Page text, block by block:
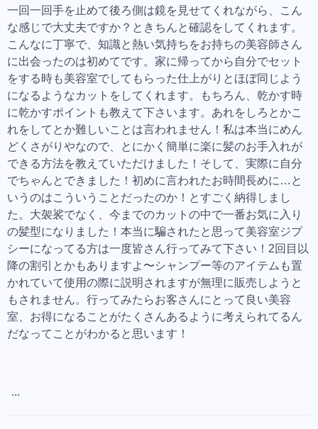
一回一回手を止めて後ろ側は鏡を見せてくれながら、こん
な感じで大丈夫ですか？ときちんと確認をしてくれます。
こんなに丁寧で、知識と熱い気持ちをお持ちの美容師さん
に出会ったのは初めてです。家に帰ってから自分でセット
をする時も美容室でしてもらった仕上がりとほぼ同じよう
になるようなカットをしてくれます。もちろん、乾かす時
に乾かすポイントも教えて下さいます。あれをしろとかこ
れをしてとか難しいことは言われません！私は本当にめん
どくさがりやなので、とにかく簡単に楽に髪のお手入れが
できる方法を教えていただけました！そして、実際に自分
でちゃんとできました！初めに言われたお時間長めに…と
いうのはこういうことだったのか！とすごく納得しまし
た。大袈裟でなく、今までのカットの中で一番お気に入り
の髪型になりました！本当に騙されたと思って美容室ジプ
シーになってる方は一度皆さん行ってみて下さい！2回目以
降の割引とかもありますよ〜シャンプー等のアイテムも置
かれていて使用の際に説明されますが無理に販売しようと
もされません。行ってみたらお客さんにとって良い美容
室、お得になることがたくさんあるように考えられてるん
だなってことがわかると思います！
...